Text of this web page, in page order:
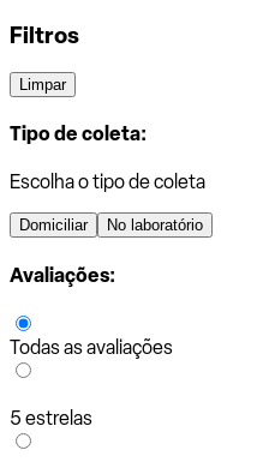
Filtros
Limpar
Tipo de coleta:
Escolha o tipo de coleta
Domiciliar No laboratório
Avaliações:
Todas as avaliações
5 estrelas